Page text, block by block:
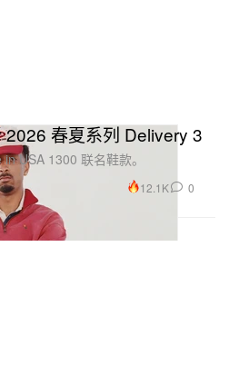
春夏系列 Delivery 3
USA 1300 联名鞋款。
12.1K 0